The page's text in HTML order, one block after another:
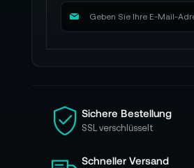
M
d
i
e
s
c
Sichere Bestellung
SSL verschlüsselt
Schneller Versand